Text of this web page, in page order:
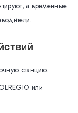
а временные
станцию.
или